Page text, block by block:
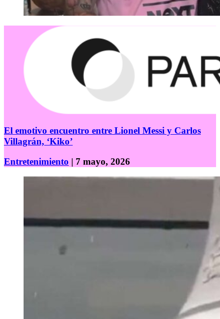
El emotivo encuentro entre Lionel Messi y Carlos
Villagrán, ‘Kiko’
Entretenimiento | 7 mayo, 2026